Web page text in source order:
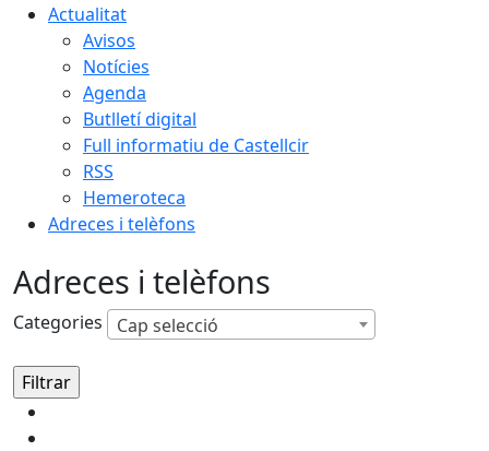
Actualitat
Avisos
Notícies
Agenda
Butlletí digital
Full informatiu de Castellcir
RSS
Hemeroteca
Adreces i telèfons
Adreces i telèfons
Categories Cap selecció